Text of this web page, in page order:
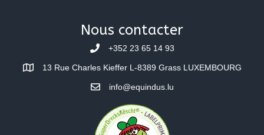
Nous contacter
+352 23 65 14 93
13 Rue Charles Kieffer L-8389 Grass LUXEMBOURG
info@equindus.lu